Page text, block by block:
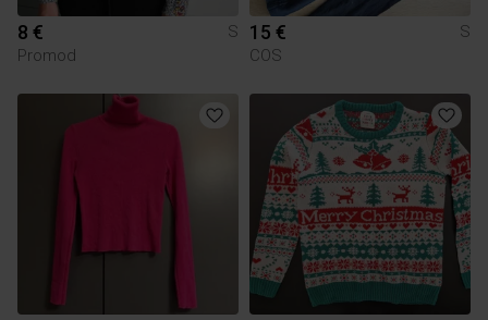
8 €
S
Promod
15 €
S
COS